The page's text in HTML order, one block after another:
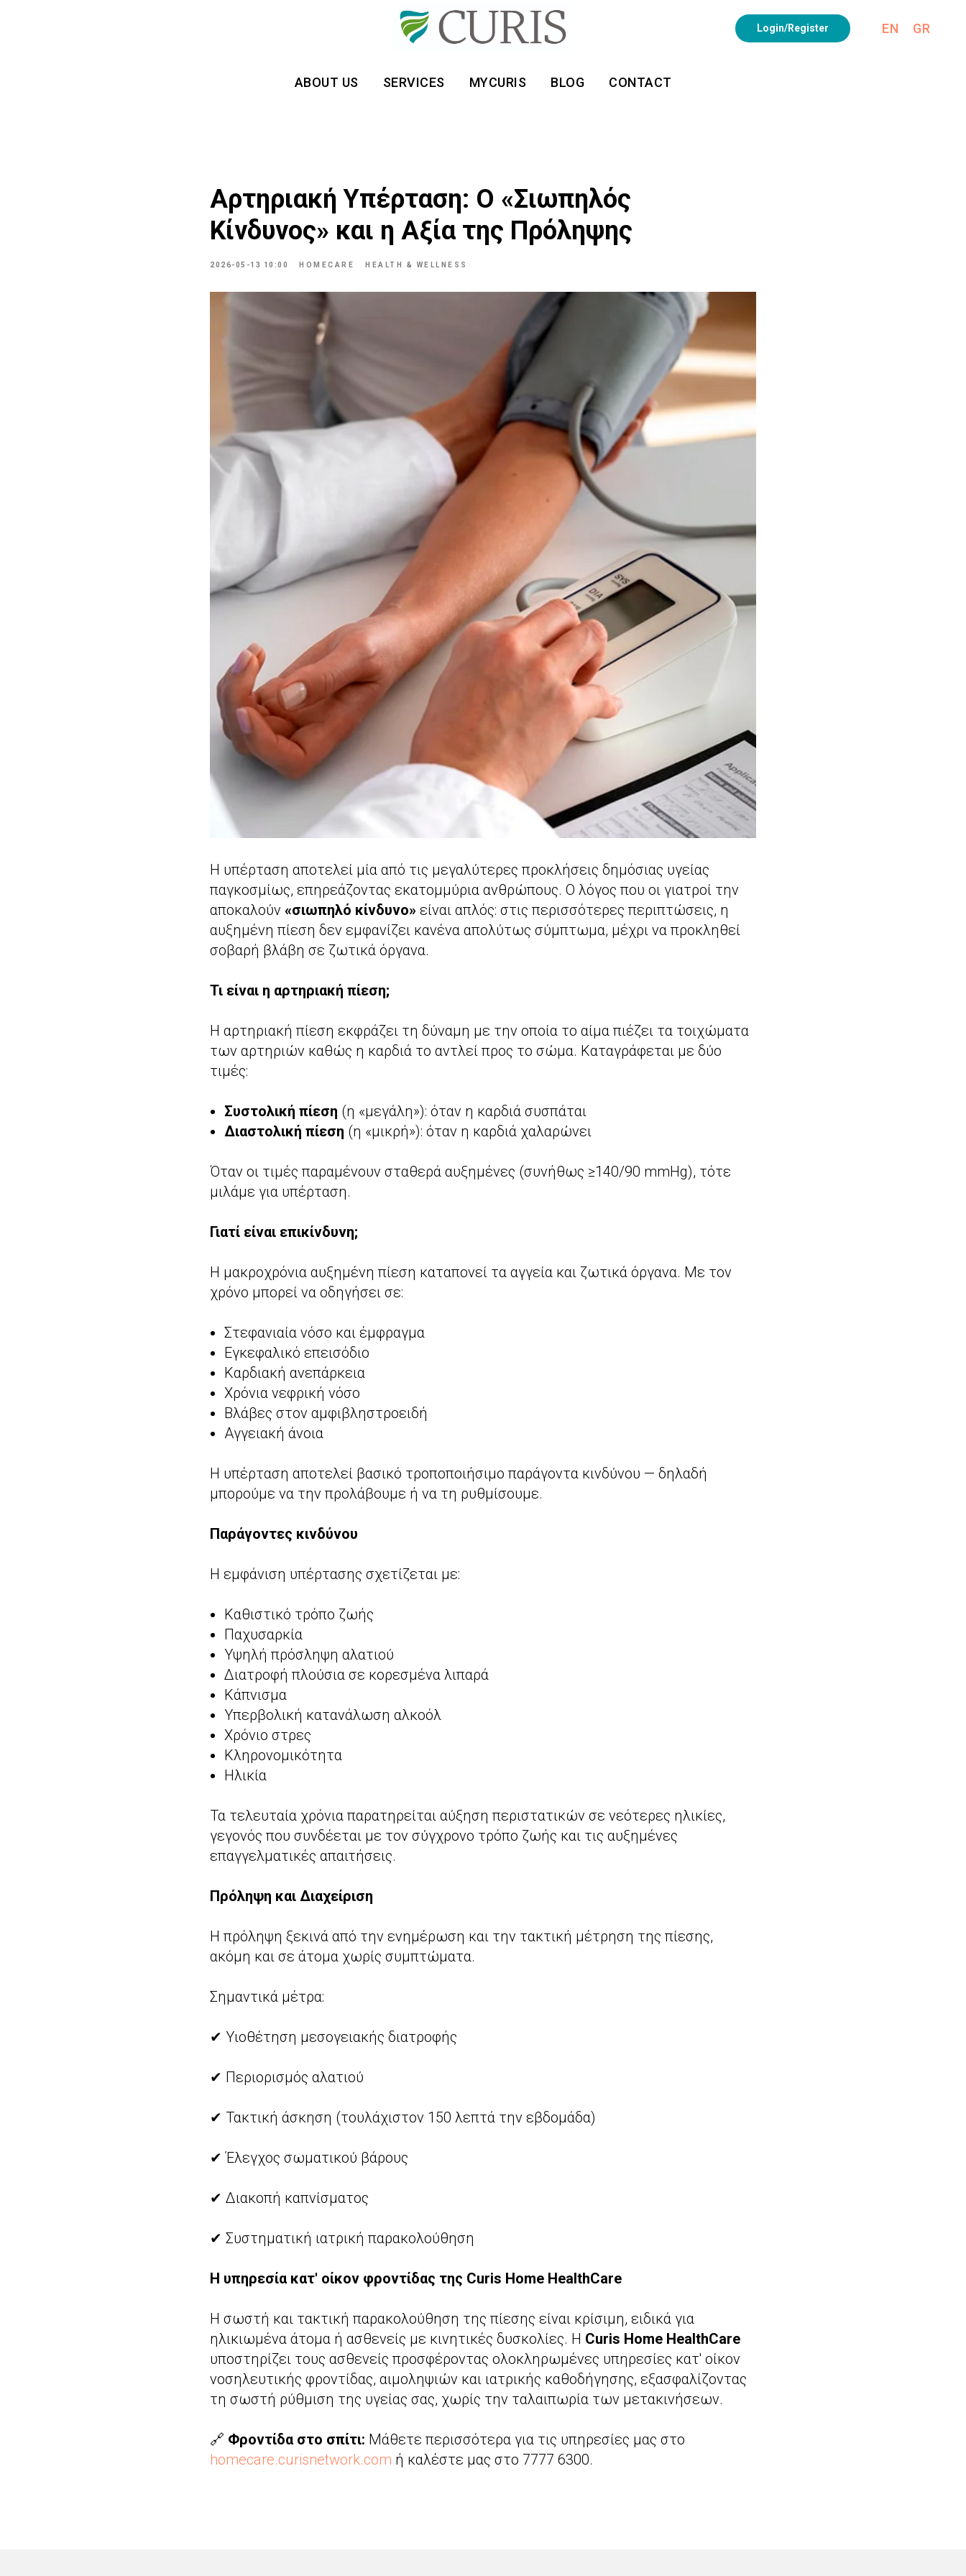
Login/Register EN GR
ABOUT US SERVICES MYCURIS BLOG CONTACT
Αρτηριακή Υπέρταση: Ο «Σιωπηλός
Κίνδυνος» και η Αξία της Πρόληψης
2026-05-13 10:00 HOMECARE HEALTH & WELLNESS
Η υπέρταση αποτελεί μία από τις μεγαλύτερες προκλήσεις δημόσιας υγείας
παγκοσμίως, επηρεάζοντας εκατομμύρια ανθρώπους. Ο λόγος που οι γιατροί την
αποκαλούν «σιωπηλό κίνδυνο» είναι απλός: στις περισσότερες περιπτώσεις, η
αυξημένη πίεση δεν εμφανίζει κανένα απολύτως σύμπτωμα, μέχρι να προκληθεί
σοβαρή βλάβη σε ζωτικά όργανα.
Τι είναι η αρτηριακή πίεση;
Η αρτηριακή πίεση εκφράζει τη δύναμη με την οποία το αίμα πιέζει τα τοιχώματα
των αρτηριών καθώς η καρδιά το αντλεί προς το σώμα. Καταγράφεται με δύο
τιμές:
Συστολική πίεση (η «μεγάλη»): όταν η καρδιά συσπάται
Διαστολική πίεση (η «μικρή»): όταν η καρδιά χαλαρώνει
Όταν οι τιμές παραμένουν σταθερά αυξημένες (συνήθως ≥140/90 mmHg), τότε
μιλάμε για υπέρταση.
Γιατί είναι επικίνδυνη;
Η μακροχρόνια αυξημένη πίεση καταπονεί τα αγγεία και ζωτικά όργανα. Με τον
χρόνο μπορεί να οδηγήσει σε:
Στεφανιαία νόσο και έμφραγμα
Εγκεφαλικό επεισόδιο
Καρδιακή ανεπάρκεια
Χρόνια νεφρική νόσο
Βλάβες στον αμφιβληστροειδή
Αγγειακή άνοια
Η υπέρταση αποτελεί βασικό τροποποιήσιμο παράγοντα κινδύνου — δηλαδή
μπορούμε να την προλάβουμε ή να τη ρυθμίσουμε.
Παράγοντες κινδύνου
Η εμφάνιση υπέρτασης σχετίζεται με:
Καθιστικό τρόπο ζωής
Παχυσαρκία
Υψηλή πρόσληψη αλατιού
Διατροφή πλούσια σε κορεσμένα λιπαρά
Κάπνισμα
Υπερβολική κατανάλωση αλκοόλ
Χρόνιο στρες
Κληρονομικότητα
Ηλικία
Τα τελευταία χρόνια παρατηρείται αύξηση περιστατικών σε νεότερες ηλικίες,
γεγονός που συνδέεται με τον σύγχρονο τρόπο ζωής και τις αυξημένες
επαγγελματικές απαιτήσεις.
Πρόληψη και Διαχείριση
Η πρόληψη ξεκινά από την ενημέρωση και την τακτική μέτρηση της πίεσης,
ακόμη και σε άτομα χωρίς συμπτώματα.
Σημαντικά μέτρα:
✔ Υιοθέτηση μεσογειακής διατροφής
✔ Περιορισμός αλατιού
✔ Τακτική άσκηση (τουλάχιστον 150 λεπτά την εβδομάδα)
✔ Έλεγχος σωματικού βάρους
✔ Διακοπή καπνίσματος
✔ Συστηματική ιατρική παρακολούθηση
Η υπηρεσία κατ' οίκον φροντίδας της Curis Home HealthCare
Η σωστή και τακτική παρακολούθηση της πίεσης είναι κρίσιμη, ειδικά για
ηλικιωμένα άτομα ή ασθενείς με κινητικές δυσκολίες. Η Curis Home HealthCare
υποστηρίζει τους ασθενείς προσφέροντας ολοκληρωμένες υπηρεσίες κατ' οίκον
νοσηλευτικής φροντίδας, αιμοληψιών και ιατρικής καθοδήγησης, εξασφαλίζοντας
τη σωστή ρύθμιση της υγείας σας, χωρίς την ταλαιπωρία των μετακινήσεων.
🔗 Φροντίδα στο σπίτι: Μάθετε περισσότερα για τις υπηρεσίες μας στο
homecare.curisnetwork.com ή καλέστε μας στο 7777 6300.